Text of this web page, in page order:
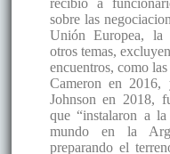
sobre las
Unión Europea, la
otros temas,
encuentros, como
Cameron en
Johnson en 2018,
que “instalaron a
mundo en la
preparando el